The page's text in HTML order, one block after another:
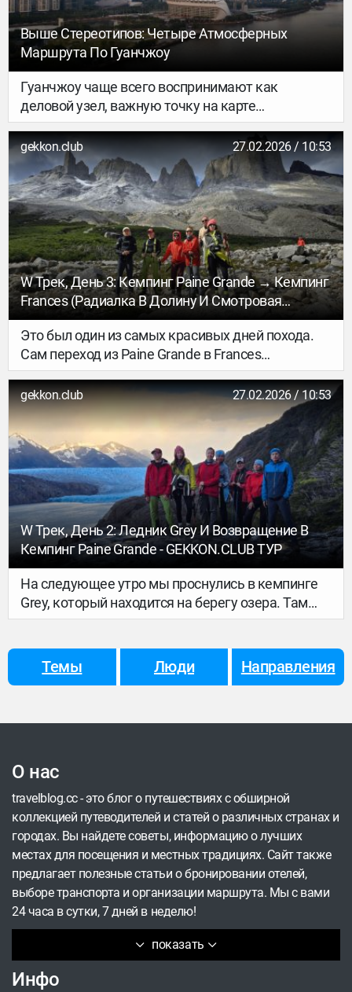
Выше Стереотипов: Четыре Атмосферных
Маршрута По Гуанчжоу
Гуанчжоу чаще всего воспринимают как
деловой узел, важную точку на карте
международной торговли. Но за
ультрасовременными фасадами скрываются
2000 лет истории, кварталы с европейским
наследием, соборы XIX века и аутентичные
чайные дома. Когда-то именно отсюда
начинался Морской шёлковый путь.
gekkon.club 27.02.2026 / 10:53
W Трек, День 3: Кемпинг Paine Grande → Кемпинг
Frances (радиалка В Долину И Смотровая
Británico) - GEKKON.CLUB ТУР
Это был один из самых красивых дней похода.
Сам переход из Paine Grande в Frances
небольшой — всего около 8,5 км. Но чуть не
доходя до кемпинга Frances есть кемпинг Italiano
(сейчас он уже не работает). Многие оставляют
там вещи (большие рюкзаки) и налегке идут
наверх по долине к смотровым площадкам.
gekkon.club 27.02.2026 / 10:53
W Трек, День 2: Ледник Grey И Возвращение В
Кемпинг Paine Grande - GEKKON.CLUB ТУР
На следующее утро мы проснулись в кемпинге
Grey, который находится на берегу озера. Там
есть два варианта смотровых площадок: —
пешком, но ледник оттуда довольно далеко; —
вторая — примерно в 3,5 км, зато можно дойти
Темы Люди Направления
О нас
показать
travelblog.cc - это блог о путешествиях с обширной
коллекцией путеводителей и статей о различных странах и
городах. Вы найдете советы, информацию о лучших
местах для посещения и местных традициях. Сайт также
предлагает полезные статьи о бронировании отелей,
выборе транспорта и организации маршрута. Мы с вами
24 часа в сутки, 7 дней в неделю!
Инфо